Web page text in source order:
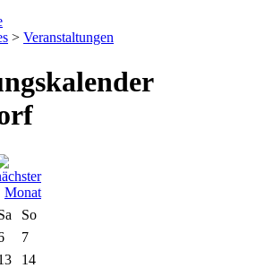
> Veranstaltungen
So
7
14